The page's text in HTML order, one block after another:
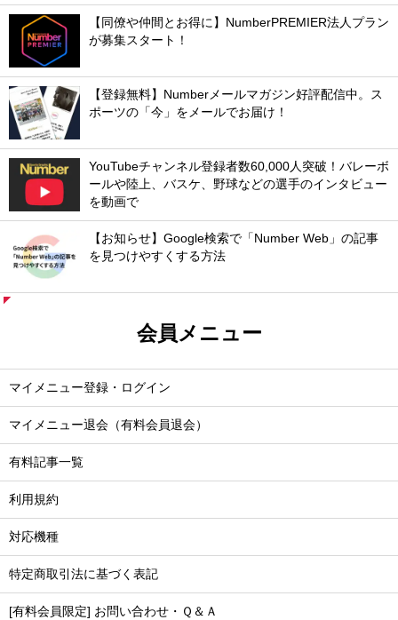
【同僚や仲間とお得に】NumberPREMIER法人プラン
が募集スタート！
【登録無料】Numberメールマガジン好評配信中。ス
ポーツの「今」をメールでお届け！
YouTubeチャンネル登録者数60,000人突破！バレーボ
ールや陸上、バスケ、野球などの選手のインタビュー
を動画で
【お知らせ】Google検索で「Number Web」の記事
を見つけやすくする方法
会員メニュー
マイメニュー登録・ログイン
マイメニュー退会（有料会員退会）
有料記事一覧
利用規約
対応機種
特定商取引法に基づく表記
[有料会員限定] お問い合わせ・Ｑ＆Ａ